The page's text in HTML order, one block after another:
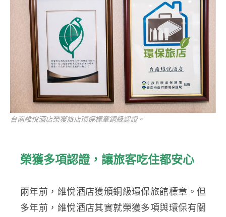
台南維悅酒店榮獲旅店環保標章銅級認證。
榮獲多項認證，讓旅客吃住都安心
兩年前，維悅酒店獲頒銅級環保旅館標章。但
多年前，維悅酒店其實就榮獲多項與環保有關